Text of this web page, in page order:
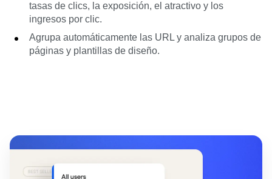
tasas de clics, la exposición, el atractivo y los
ingresos por clic.
Agrupa automáticamente las URL y analiza grupos de
páginas y plantillas de diseño.